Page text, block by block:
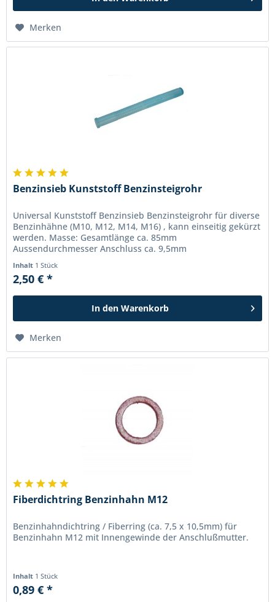
Merken
Benzinsieb Kunststoff Benzinsteigrohr
Universal Kunststoff Benzinsieb Benzinsteigrohr für diverse
Benzinhähne (M10, M12, M14, M16) , kann einseitig gekürzt
werden. Masse: Gesamtlänge ca. 85mm
Aussendurchmesser Anschluss ca. 9,5mm
Inhalt 1 Stück
2,50 € *
In den Warenkorb
Merken
Fiberdichtring Benzinhahn M12
Benzinhahndichtring / Fiberring (ca. 7,5 x 10,5mm) für
Benzinhahn M12 mit Innengewinde der Anschlußmutter.
Inhalt 1 Stück
0,89 € *